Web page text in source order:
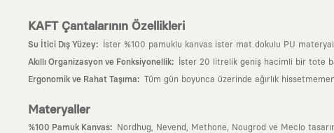
KAFT Çantalarının Özellikleri
Su İtici Dış Yüzey: İster %100 pamuklu kanvas ister mat dokulu PU
Akıllı Organizasyon ve Fonksiyonellik: İster 20 litrelik geniş hacimli bir tote
Ergonomik ve Rahat Taşıma: Tüm gün boyunca üzerinde ağırlık
Materyaller
%100 Pamuk Kanvas: Nordhug, Nevend, Methone, Nougrod ve Meclo